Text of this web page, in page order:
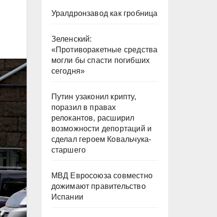
Уралдронзавод как гробница
Зеленский:
«Противоракетные средства
могли бы спасти погибших
сегодня»
Путин узаконил крипту,
поразил в правах
релокантов, расширил
возможности депортаций и
сделал героем Ковальчука-
старшего
МВД Евросоюза совместно
дожимают правительство
Испании